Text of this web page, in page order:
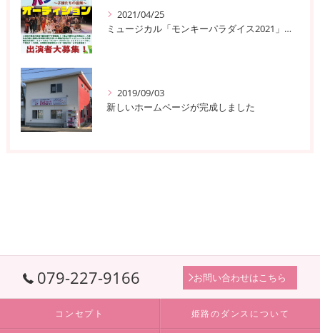
2021/04/25
ミュージカル「モンキーパラダイス2021」出演者大募集！
2019/09/03
新しいホームページが完成しました
079-227-9166 お問い合わせはこちら
コンセプト 姫路のダンスについて